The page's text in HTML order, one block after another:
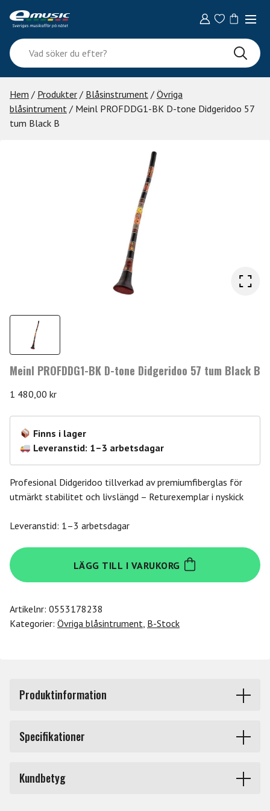
content
Vad
söker
du
efter?
Hem / Produkter / Blåsinstrument / Övriga
blåsintrument / Meinl PROFDDG1-BK D-tone Didgeridoo 57
tum Black B
Meinl PROFDDG1-BK D-tone Didgeridoo 57 tum Black B
1 480,00 kr
Finns i lager
Leveranstid: 1–3 arbetsdagar
Profesional Didgeridoo tillverkad av premiumfiberglas för
utmärkt stabilitet och livslängd – Returexemplar i nyskick
Leveranstid: 1–3 arbetsdagar
Meinl
PROFDDG1-
BK
tone
Didgeridoo
mängd
LÄGG TILL I VARUKORG
Artikelnr: 0553178238
Kategorier: Övriga blåsintrument, B-Stock
Produktinformation
----------------------------------------------------------------
---------------
----------------------------------------------------------------
---------------
Specifikationer
Kundbetyg